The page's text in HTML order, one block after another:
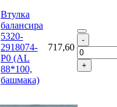
Втулка
балансира
5320-
2918074-
Р0 (AL
88*100,
башмака)
717,60